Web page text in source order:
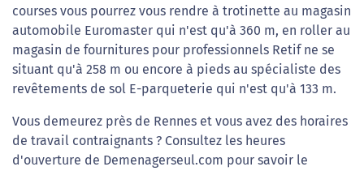
courses vous pourrez vous rendre à trotinette au magasin
automobile Euromaster qui n'est qu'à 360 m, en roller au
magasin de fournitures pour professionnels Retif ne se
situant qu'à 258 m ou encore à pieds au spécialiste des
revêtements de sol E-parqueterie qui n'est qu'à 133 m.
Vous demeurez près de Rennes et vous avez des horaires
de travail contraignants ? Consultez les heures
d'ouverture de Demenagerseul.com pour savoir le